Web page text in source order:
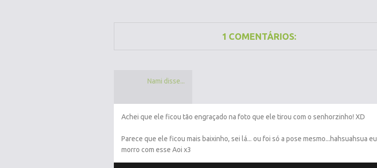
1 COMENTÁRIOS:
Nami disse...
Achei que ele ficou tão engraçado na foto que ele tirou com o senhorzinho! XD
Parece que ele ficou mais baixinho, sei lá... ou foi só a pose mesmo...hahsuahsua eu
morro com esse Aoi x3